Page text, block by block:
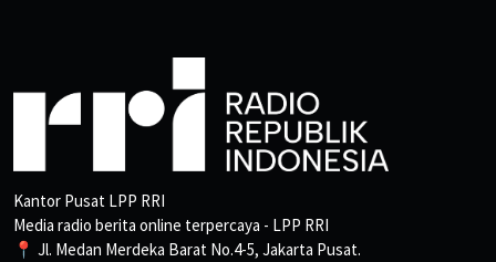
Kantor Pusat LPP RRI
Media radio berita online terpercaya - LPP RRI
📍 Jl. Medan Merdeka Barat No.4-5, Jakarta Pusat.